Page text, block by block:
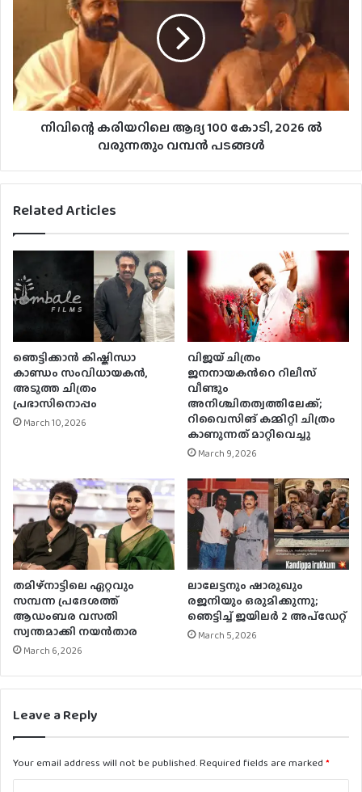
നിവിന്റെ കരിയറിലെ ആദ്യ 100 കോടി, 2026 ൽ
വരുന്നതും വമ്പൻ പടങ്ങൾ
Related Articles
ഞെട്ടിക്കാൻ കിഷ്കിന്ധാ
കാണ്ഡം സംവിധായകൻ,
അടുത്ത ചിത്രം
പ്രഭാസിനൊപ്പം
March 10, 2026
വിജയ് ചിത്രം
ജനനായകന്‍റെ റിലീസ്
വീണ്ടും
അനിശ്ചിതത്വത്തിലേക്ക്;
റിവൈസിങ് കമ്മിറ്റി ചിത്രം
കാണുന്നത് മാറ്റിവെച്ചു
March 9, 2026
തമിഴ്നാട്ടിലെ ഏറ്റവും
സമ്പന്ന പ്രദേശത്ത്
ആഡംബര വസതി
സ്വന്തമാക്കി നയൻതാര
March 6, 2026
ലാലേട്ടനും ഷാരൂഖും
രജനിയും ഒരുമിക്കുന്നു;
ഞെട്ടിച്ച് ജയിലർ 2 അപ്‌ഡേറ്റ്
March 5, 2026
Leave a Reply
Your email address will not be published.Required fields are marked *